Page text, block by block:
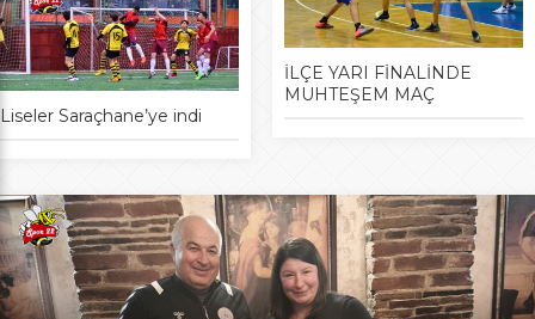
Liseler Saraçhane’ye indi
İLÇE YARI FİNALİNDE
MUHTEŞEM MAÇ